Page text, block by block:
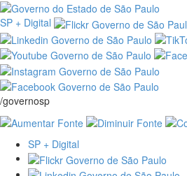
SP + Digital
/governosp
SP + Digital